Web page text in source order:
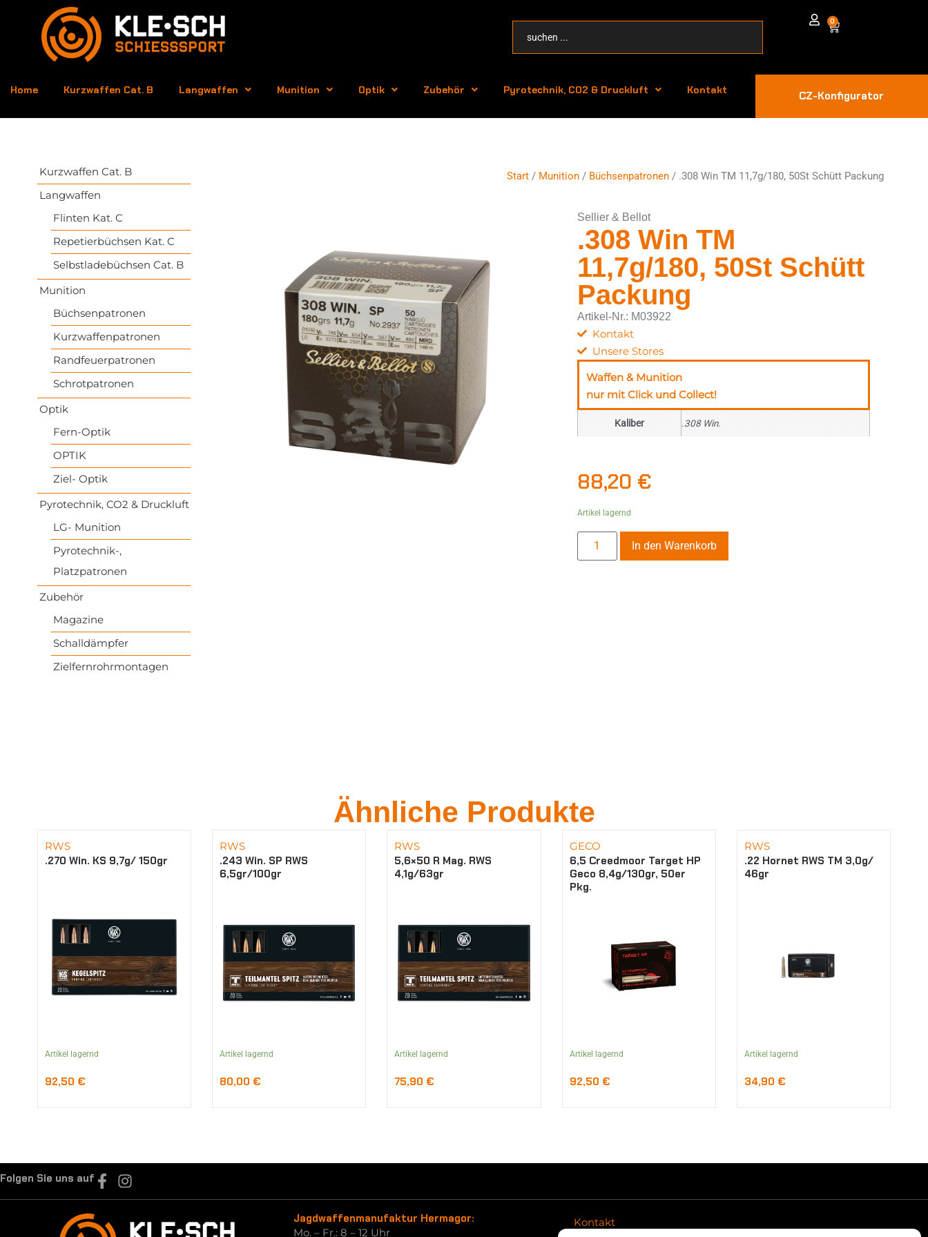
0
Home Kurzwaffen Cat. B Langwaffen Munition Optik Zubehör Pyrotechnik, CO2 & Druckluft Kontakt CZ-Konfigurator
Kurzwaffen Cat. B
Langwaffen
Flinten Kat. C
Repetierbüchsen Kat. C
Selbstladebüchsen Cat. B
Munition
Büchsenpatronen
Kurzwaffenpatronen
Randfeuerpatronen
Schrotpatronen
Optik
Fern-Optik
OPTIK
Ziel- Optik
Pyrotechnik, CO2 & Druckluft
LG- Munition
Pyrotechnik-,
Platzpatronen
Zubehör
Magazine
Schalldämpfer
Zielfernrohrmontagen
Start / Munition / Büchsenpatronen / .308 Win TM 11,7g/180, 50St Schütt Packung
Sellier & Bellot
.308 Win TM
11,7g/180, 50St Schütt
Packung
Artikel-Nr.: M03922
Kontakt
Unsere Stores
Waffen & Munition
nur mit Click und Collect!
Kaliber .308 Win.
88,20 €
Artikel lagernd
In den Warenkorb
Ähnliche Produkte
RWS
.270 Win. KS 9,7g/ 150gr
Artikel lagernd
92,50 €
RWS
.243 Win. SP RWS
6,5gr/100gr
Artikel lagernd
80,00 €
RWS
5,6×50 R Mag. RWS
4,1g/63gr
Artikel lagernd
75,90 €
GECO
6,5 Creedmoor Target HP
Geco 8,4g/130gr, 50er
Pkg.
Artikel lagernd
92,50 €
RWS
.22 Hornet RWS TM 3,0g/
46gr
Artikel lagernd
34,90 €
Folgen Sie uns auf
Jagdwaffenmanufaktur Hermagor:
Mo. – Fr.: 8 – 12 Uhr
Kontakt